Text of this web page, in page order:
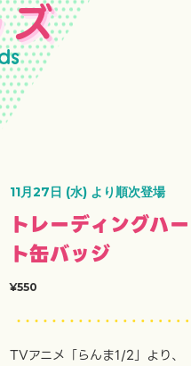
ズ
11月27日 (水) より順次登場
トレーディングハー
ト缶バッジ
¥550
TVアニメ「らんま1/2」より、